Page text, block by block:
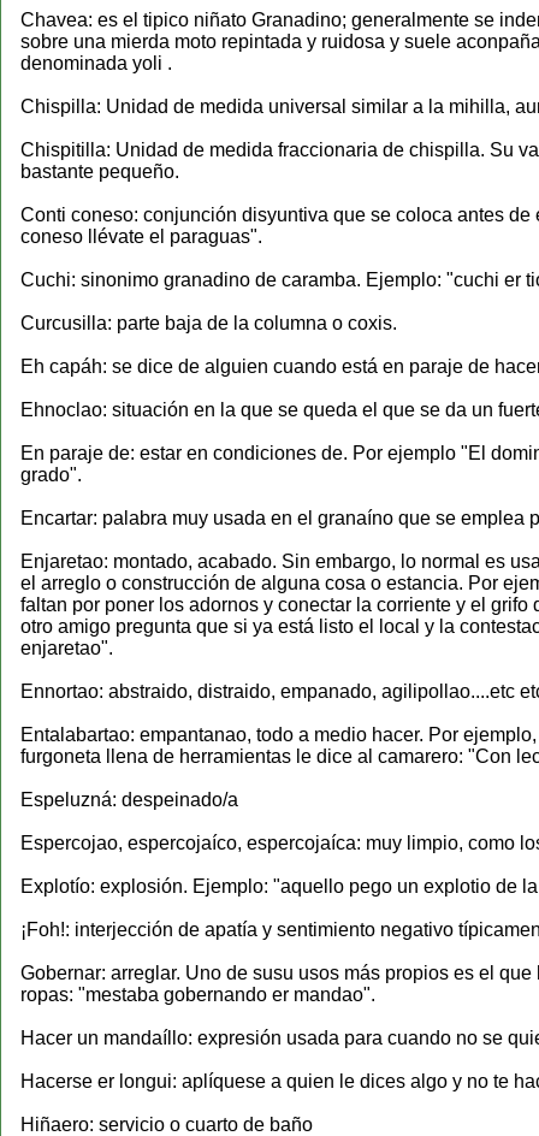
Chavea: es el tipico niñato Granadino; generalmente se
sobre una mierda moto repintada y ruidosa y suele
denominada yoli .
Chispilla: Unidad de medida universal similar a la mihilla,
Chispitilla: Unidad de medida fraccionaria de chispilla. Su
bastante pequeño.
Conti coneso: conjunción disyuntiva que se coloca antes
coneso llévate el paraguas".
Cuchi: sinonimo granadino de caramba. Ejemplo: "cuchi er
Curcusilla: parte baja de la columna o coxis.
Eh capáh: se dice de alguien cuando está en paraje de
Ehnoclao: situación en la que se queda el que se da un
En paraje de: estar en condiciones de. Por ejemplo "El
grado".
Encartar: palabra muy usada en el granaíno que se emplea
Enjaretao: montado, acabado. Sin embargo, lo normal es
el arreglo o construcción de alguna cosa o estancia. Por
faltan por poner los adornos y conectar la corriente y el
otro amigo pregunta que si ya está listo el local y la
enjaretao".
Ennortao: abstraido, distraido, empanado, agilipollao....etc
Entalabartao: empantanao, todo a medio hacer. Por
furgoneta llena de herramientas le dice al camarero: "Con
Espeluzná: despeinado/a
Espercojao, espercojaíco, espercojaíca: muy limpio, como
Explotío: explosión. Ejemplo: "aquello pego un explotio de
¡Foh!: interjección de apatía y sentimiento negativo
Gobernar: arreglar. Uno de susu usos más propios es el
ropas: "mestaba gobernando er mandao".
Hacer un mandaíllo: expresión usada para cuando no se
Hacerse er longui: aplíquese a quien le dices algo y no te
Hiñaero: servicio o cuarto de baño